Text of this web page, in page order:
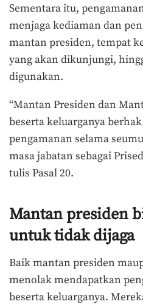
Sementara itu,
menjaga kediaman dan
mantan presiden, tempat
yang akan dikunjungi,
digunakan.
“Mantan Presiden dan
beserta keluarganya
pengamanan selama
masa jabatan sebagai
tulis Pasal 20.
Mantan presiden
untuk tidak dijaga
Baik mantan presiden
menolak mendapatkan
beserta keluarganya.